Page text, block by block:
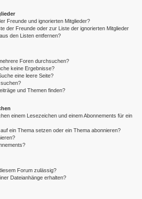
Freunde und ignorierten Mitglieder?
der Freunde oder zur Liste der ignorierten Mitglieder
den Listen entfernen?
Foren durchsuchen?
keine Ergebnisse?
eine leere Seite?
und Themen finden?
einem Lesezeichen und einem Abonnements für ein
ein Thema setzen oder ein Thema abonnieren?
Forum zulässig?
Dateianhänge erhalten?